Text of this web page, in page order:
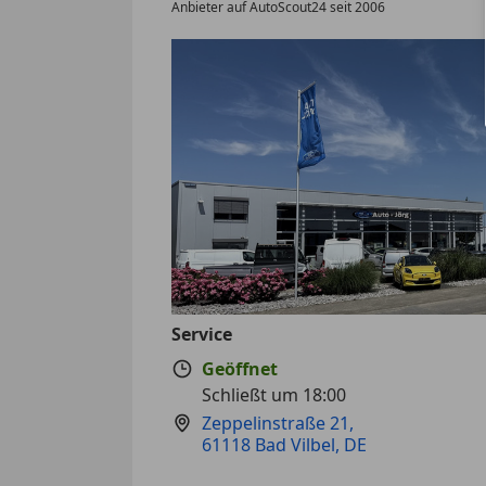
Anbieter auf AutoScout24 seit 2006
Service
Geöffnet
Schließt um 18:00
Zeppelinstraße 21,
61118 Bad Vilbel, DE